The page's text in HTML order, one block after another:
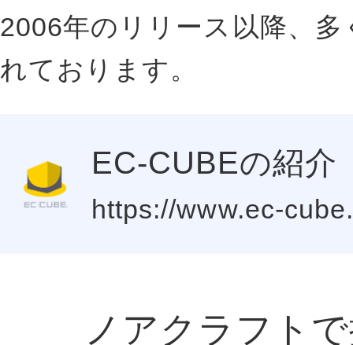
2006年のリリース以降、
れております。
EC-CUBEの紹介
https://www.ec-
ノアクラフト